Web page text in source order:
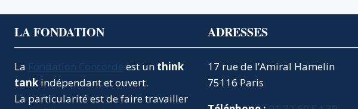
LA FONDATION
La Fondation Concorde est un think
tank indépendant et ouvert.
La particularité est de faire travailler
ADRESSES
17 rue de l’Amiral Hamelin
75116 Paris